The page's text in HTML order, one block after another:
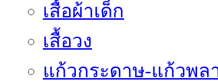
เสื้อผ้าเด็ก
เสื้อวง
แก้วกระดาษ-แก้วพล